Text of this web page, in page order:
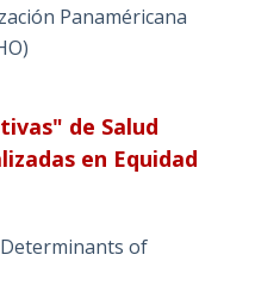
Panaméricana
de Salud
en Equidad
of